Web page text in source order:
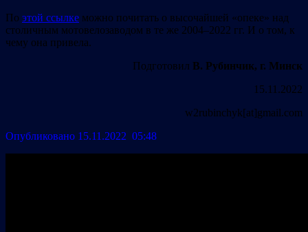
По этой ссылке можно почитать о высочайшей «опеке» над
столичным мотовелозаводом в те же 2004–2022 гг. И о том, к
чему она привела.
Подготовил В. Рубинчик, г. Минск
15.11.2022
w2rubinchyk[at]gmail.com
Опубликовано 15.11.2022 05:48